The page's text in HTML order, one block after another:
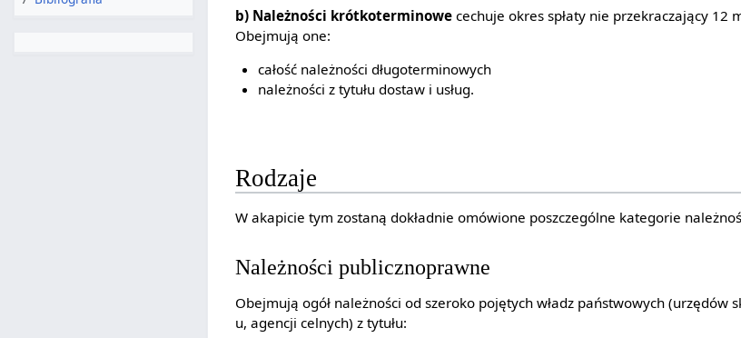
b) Należności krótkoterminowe cechuje okres spłaty nie przekraczający 12
Obejmują one:
całość należności długoterminowych
należności z tytułu dostaw i usług.
Rodzaje
W akapicie tym zostaną dokładnie omówione poszczególne kategorie
Należności publicznoprawne
Obejmują ogół należności od szeroko pojętych władz państwowych (urzędów
u, agencji celnych) z tytułu: